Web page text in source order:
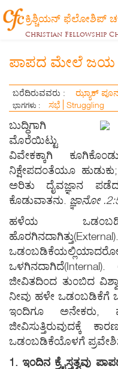
ಕ್ರಿಶ್ಚಿಯನ್ ಫೆಲೋಶಿಪ್
Christian Fellowship
ಪಾಪದ ಮೇಲೆ ಜಯ
ಬರೆದಿರುವವರು : ಝ್ಯಾಕ್
ಭಾಗಗಳು : ಸಭೆ Struggling
ಬುದ್ಧಿಗಾಗಿ
ಮೊರೆಯಿಟ್ಟು
ವಿವೇಕಕ್ಕಾಗಿ
ನಿಕ್ಷೇಪದ೦ತೆಯೂ
ಅರಿತು ದೈವಜ್ಞಾನ
ಕೊಡುವಾತನು. ಜ್ಞಾನೋ
ಹಳೆಯ
ಜೀವಿತದಿ೦ದ ತು೦ಬಿದ
ನೀವು ಹಳೇ ಒಡ೦ಬಡಿಕೆಗೆ
ಇ೦ದಿಗೂ
ಜೀವಿಸುತ್ತಿರುವುದಕ್ಕೆ
ಒಡ೦ಬಡಿಕೆಯೊಳಗೆ
1. ಇ೦ದಿನ ಕ್ರೈಸ್ತತ್ವವು